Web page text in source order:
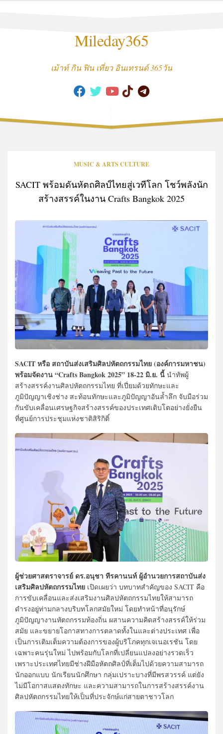
Mileday365
เม้าท์ กิน ฟิน เที่ยว อินเทรนด์ 365วัน
MUSIC & ARTS CULTURE
SACIT พร้อมดันหัตถศิลป์ไทยสู่เวทีโลก โชว์พลังนัก
สร้างสรรค์ในงาน Crafts Bangkok 2025
SACIT หรือ สถาบันส่งเสริมศิลปหัตถกรรมไทย (องค์การมหาชน)
พร้อมจัดงาน “Crafts Bangkok 2025” 18-22 มิ.ย. นี้ นำทัพผู้
สร้างสรรค์งานศิลปหัตถกรรมไทย ที่เปี่ยมด้วยทักษะและ
ภูมิปัญญาเชิงช่าง สะท้อนทักษะและภูมิปัญญาอันล้ำลึก จับมือร่วม
กันขับเคลื่อนเศรษฐกิจสร้างสรรค์ของประเทศเติบโตอย่างยั่งยืน
ที่ศูนย์การประชุมแห่งชาติสิริกิติ์
ผู้ช่วยศาสตราจารย์ ดร.อนุชา ทีรคานนท์ ผู้อำนวยการสถาบันส่ง
เสริมศิลปหัตถกรรมไทย เปิดเผยว่า บทบาทสำคัญของ SACIT คือ
การขับเคลื่อนและส่งเสริมงานศิลปหัตถกรรมไทยให้สามารถ
ดำรงอยู่ท่ามกลางบริบทโลกสมัยใหม่ โดยทำหน้าที่อนุรักษ์
ภูมิปัญญางานหัตถกรรมท้องถิ่น ผสานความคิดสร้างสรรค์ให้ร่วม
สมัย และขยายโอกาสทางการตลาดทั้งในและต่างประเทศ เพื่อ
เป็นการเติมเต็มความต้องการของผู้บริโภคทุกเจเนอเรชัน โดย
เฉพาะคนรุ่นใหม่ ไปพร้อมกับโลกที่เปลี่ยนแปลงอย่างรวดเร็ว
เพราะประเทศไทยมีช่างฝีมือหัตถศิลป์ที่เต็มไปด้วยความสามารถ
นักออกแบบ นักเรียนนักศึกษา กลุ่มเปราะบางที่มีพรสวรรค์ แต่ยัง
ไม่มีโอกาสแสดงทักษะ และความสามารถในการสร้างสรรค์งาน
ศิลปหัตถกรรมไทยให้เป็นที่ประจักษ์แก่สายตาชาวโลก